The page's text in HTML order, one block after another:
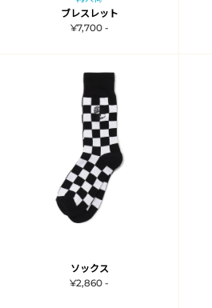
ブレスレット
¥7,700 -
ソックス
¥2,860 -